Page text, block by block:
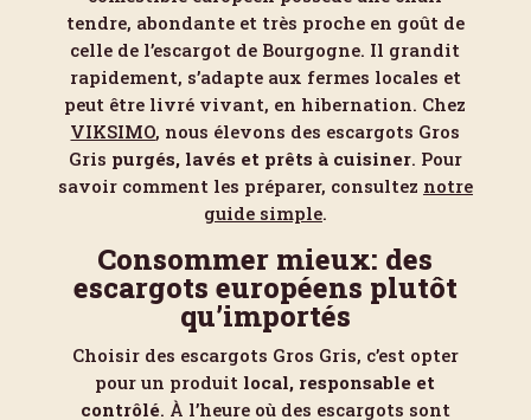
tendre, abondante et très proche en goût de
celle de l’escargot de Bourgogne. Il grandit
rapidement, s’adapte aux fermes locales et
peut être livré vivant, en hibernation. Chez
VIKSIMO, nous élevons des escargots Gros
Gris purgés, lavés et prêts à cuisiner. Pour
savoir comment les préparer, consultez notre
guide simple.
Consommer mieux: des
escargots européens plutôt
qu’importés
Choisir des escargots Gros Gris, c’est opter
pour un produitlocal, responsable et
contrôlé. À l’heure où des escargots sont